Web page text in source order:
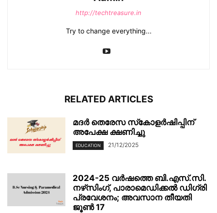
http://techtreasure.in
Try to change everything...
RELATED ARTICLES
മദർ തെരേസ സ്‌കോളർഷിപ്പിന്
അപേക്ഷ ക്ഷണിച്ചു
EDUCATION 21/12/2025
2024-25 വർഷത്തെ ബി.എസ്.സി.
നഴ്‌സിംഗ്, പാരാമെഡിക്കൽ ഡിഗ്രി
പ്രവേശനം; അവസാന തീയതി
ജൂൺ 17